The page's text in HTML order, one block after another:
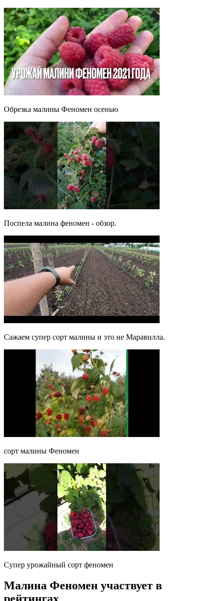
Обрезка малины Феномен осенью
Поспела малина феномен - обзор.
Сажаем супер сорт малины и это не Маравилла.
сорт малины Феномен
Супер урожайный сорт феномен
Малина Феномен участвует в
рейтингах